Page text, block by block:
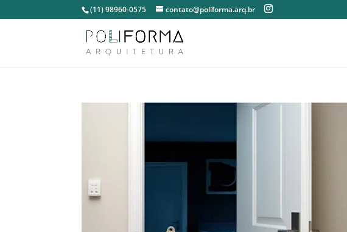
(11) 98960-0575 contato@poliforma.arq.br